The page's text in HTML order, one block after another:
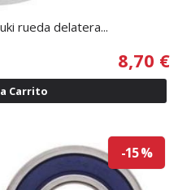
rueda delatera...
8,70 €
Carrito
-15 %